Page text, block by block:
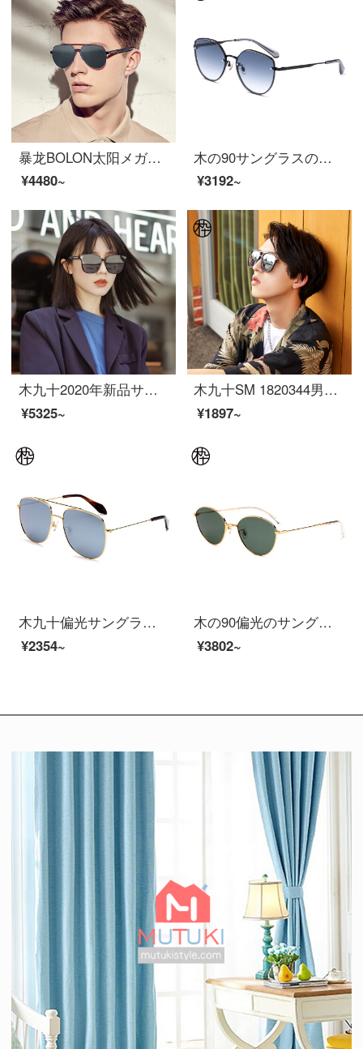
暴龙BOLON太阳メガネ男款ファッションガマ镜ハイビジョン偏光运転サングラスBL 8018 C 10
¥4480~
木の90サングラスの女性の個性の小さい猫の目のサングラスは位置を間違えて透かして階層を設計します。
¥3192~
木九十2020年新品サングラスの板材の四角枠の全覆面レンズファッションの男女サングラスMJ 102 SF 556 BKC 1灰色
¥5325~
木九十SM 1820344男女同タイプの軽い快適偏光サングラスC 02 58-17-15
¥1897~
木九十偏光サングラス紫外線防止メガネファッションメタル大枠サングラス男性女性カップルサングラスSM 1920222 C 02 59 mm
¥2354~
木の90偏光のサングラスの復古の楕円形の枠のサングラスの藤の蔓は中梁のファッション的なサングラスの男女のカップルの金のSM 1940251 C 02 55 mmを巻いています。
¥3802~